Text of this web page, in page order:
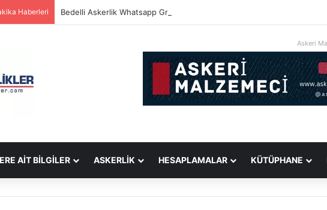
Haberleri Bedelli Askerlik Whatsapp Grupları
Askeri
AİT BİLGİLER ASKERLİK HESAPLAMALAR KÜTÜPHANE